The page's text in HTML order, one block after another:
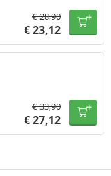
€28,90
€23,12
€33,90
€27,12